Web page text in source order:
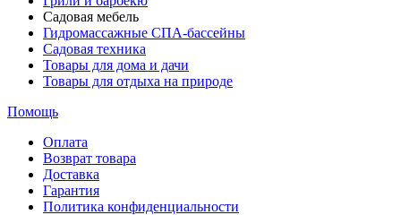
Садовая мебель
Гидромассажные СПА-бассейны
Садовая техника
Товары для дома и дачи
Товары для отдыха на природе
Помощь
Оплата
Возврат товара
Доставка
Гарантия
Политика конфиденциальности